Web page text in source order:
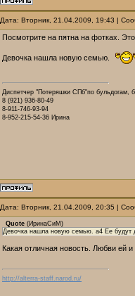
Дата: Вторник, 21.04.2009, 19:43 |
Посмотрите на пятна на фотках.
Девочка нашла новую семью.
Диспетчер "Потеряшки СПб"по бульдогам,
8 (921) 936-80-49
8-911-746-93-94
8-952-215-54-36 Ирина
Дата: Вторник, 21.04.2009, 20:35 |
Quote (ИринаСиМ )
Девочка нашла новую семью. a4 Ее будут
Какая отличная новость. Любви ей
http://alterra-staff.narod.ru/